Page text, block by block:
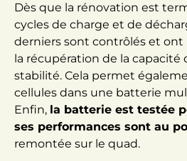
Dès que la rénovation est
cycles de charge et de
derniers sont contrôlés et ont
la récupération de la capacité
stabilité. Cela permet
cellules dans une batterie
Enfin, la batterie est testée
ses performances sont au
remontée sur le quad.